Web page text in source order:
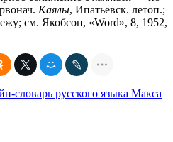
Каялы, Ипатьевск. летоп.;
см. Якобсон, «Word», 8, 1952,
словарь русского языка Макса